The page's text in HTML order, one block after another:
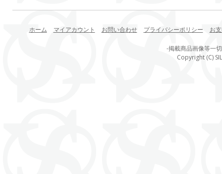
ホーム マイアカウント お問い合わせ プライバシーポリシー お
-掲載商品画像等一
Copyright (C)